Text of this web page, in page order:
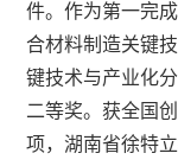
件。作为第一完
合材料制造关键
键技术与产业化
二等奖。获全国
项，湖南省徐特